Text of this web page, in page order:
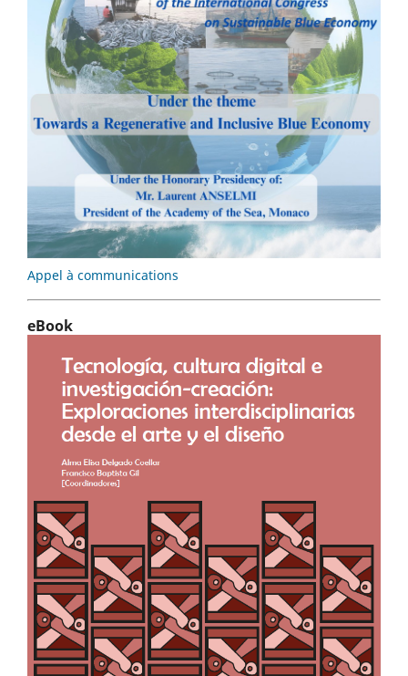
Appel à communications
eBook